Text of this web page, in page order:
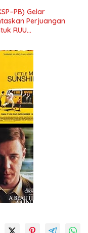
Gelar
Perjuangan
RUU